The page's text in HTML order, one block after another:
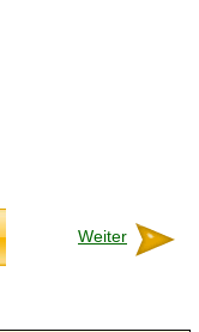
Weiter